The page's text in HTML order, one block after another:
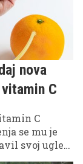
nova
C
C
se mu je
svoj ugled